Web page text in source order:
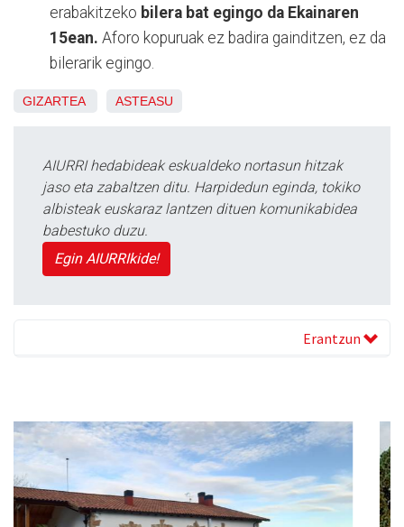
erabakitzeko bilera bat egingo da Ekainaren
15ean. Aforo kopuruak ez badira gainditzen, ez da
bilerarik egingo.
GIZARTEA ASTEASU
AIURRI hedabideak eskualdeko nortasun hitzak
jaso eta zabaltzen ditu. Harpidedun eginda, tokiko
albisteak euskaraz lantzen dituen komunikabidea
babestuko duzu.
Egin AIURRIkide!
Erantzun